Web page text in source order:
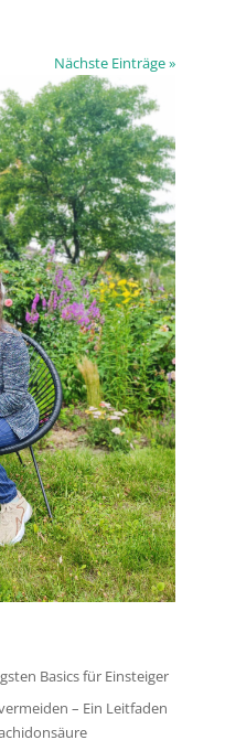
Nächste Einträge »
Basics für Einsteiger
– Ein Leitfaden